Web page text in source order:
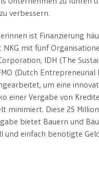
Unternehmen zu führen
verbessern.
ist Finanzierung
mit fünf
IDH (The
(Dutch Entrepreneurial
um eine
einer Vergabe von
minimiert. Diese 25
bietet Bauern und
und einfach benötigte